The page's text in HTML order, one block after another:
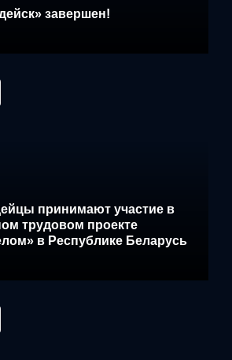
завершен!
принимают участие в
трудовом проекте
в Республике Беларусь